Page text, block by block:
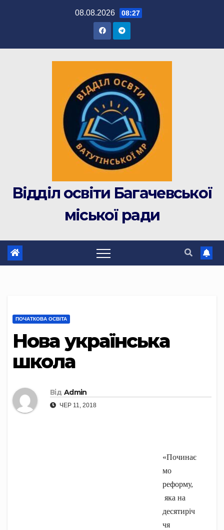
08.08.2026 08:27
Відділ освіти Багачевської
міської ради
ПОЧАТКОВА ОСВІТА
Нова українська
школа
Від Admin
ЧЕР 11, 2018
«Починає
мо
реформу,
яка на
десятиріч
чя